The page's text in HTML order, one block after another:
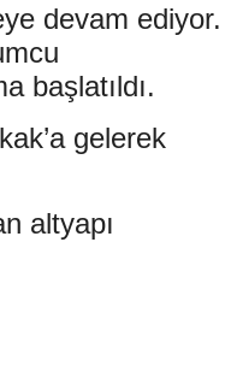
devam ediyor.
başlatıldı.
gelerek
altyapı